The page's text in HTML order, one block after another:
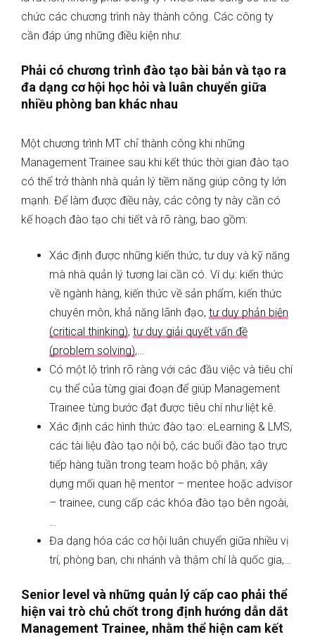
chức các chương trình này thành công. Các công ty
cần đáp ứng những điều kiện như:
Phải có chương trình đào tạo bài bản và tạo ra
đa dạng cơ hội học hỏi và luân chuyển giữa
nhiều phòng ban khác nhau
Một chương trình MT chỉ thành công khi những
Management Trainee sau khi kết thúc thời gian đào tạo
có thể trở thành nhà quản lý tiềm năng giúp công ty lớn
mạnh. Để làm được điều này, các công ty này cần có
kế hoạch đào tạo chi tiết và rõ ràng, bao gồm:
Xác định được những kiến thức, tư duy và kỹ năng
mà nhà quản lý tương lai cần có. Ví dụ: kiến thức
về ngành hàng, kiến thức về sản phẩm, kiến thức
chuyên môn, khả năng lãnh đạo, tư duy phản biện
(critical thinking), tư duy giải quyết vấn đề
(problem solving),…
Có một lộ trình rõ ràng với các đầu việc và tiêu chí
cụ thể của từng giai đoạn để giúp Management
Trainee từng bước đạt được tiêu chí như liệt kê.
Xác định các hình thức đào tạo: eLearning & LMS,
các tài liệu đào tạo nội bộ, các buổi đào tạo trực
tiếp hàng tuần trong team hoặc bộ phận, xây
dựng mối quan hệ mentor – mentee hoặc advisor
– trainee, cung cấp các khóa đào tạo bên ngoài,
…
Đa dạng hóa các cơ hội luân chuyển giữa nhiều vị
trí, phòng ban, chi nhánh và thậm chí là quốc gia,…
Senior level và những quản lý cấp cao phải thể
hiện vai trò chủ chốt trong định hướng dẫn dắt
Management Trainee, nhằm thể hiện cam kết